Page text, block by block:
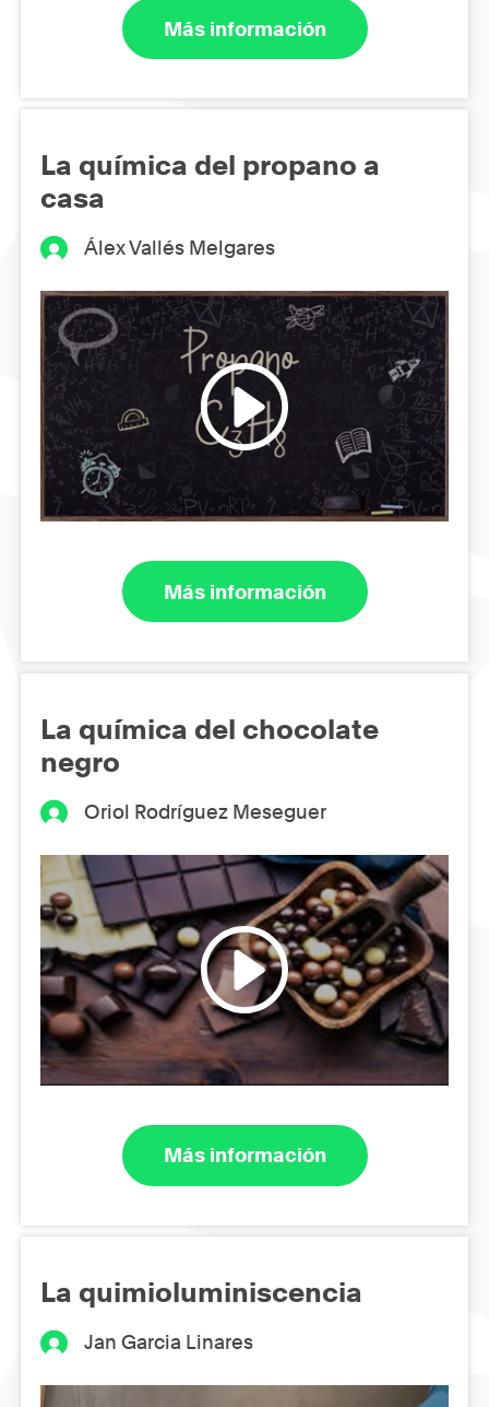
Más información
La química del propano a
casa
Álex Vallés Melgares
Más información
La química del chocolate
negro
Oriol Rodríguez Meseguer
Más información
La quimioluminiscencia
Jan Garcia Linares